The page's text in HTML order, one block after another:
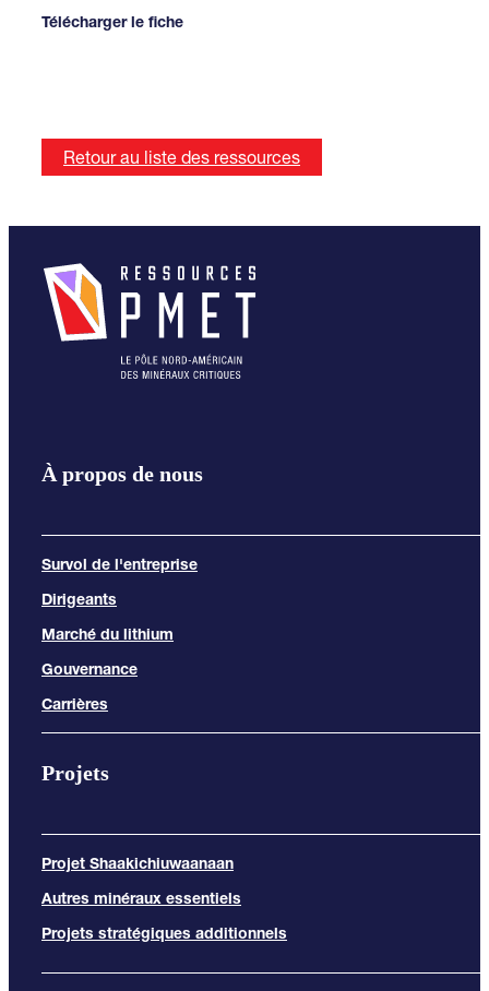
Télécharger le fiche
Retour au liste des ressources
À propos de nous
Survol de l'entreprise
Dirigeants
Marché du lithium
Gouvernance
Carrières
Projets
Projet Shaakichiuwaanaan
Autres minéraux essentiels
Projets stratégiques additionnels